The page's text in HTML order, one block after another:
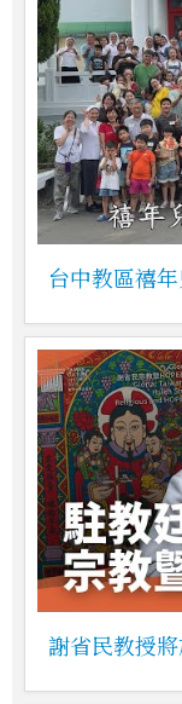
台中教區禧
謝省民教授